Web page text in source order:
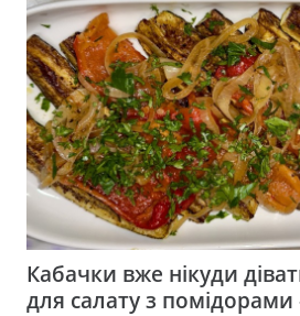
Кабачки вже нікуди
для салату з помідорами